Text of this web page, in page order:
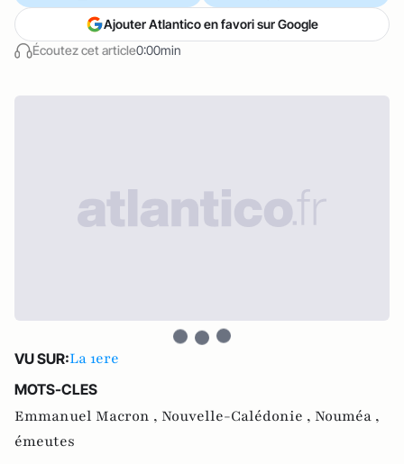
Écoutez cet article0:00min
Ajouter Atlantico en favori sur Google
VU SUR:La 1ere
MOTS-CLES
Emmanuel Macron , Nouvelle-Calédonie , Nouméa ,
émeutes